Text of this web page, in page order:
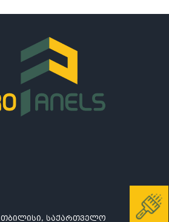
თბილისი, საქართველო